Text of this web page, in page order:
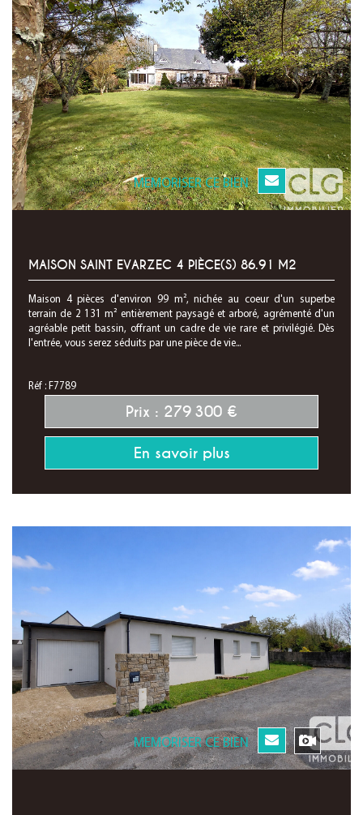
MEMORISER CE BIEN
MAISON SAINT EVARZEC 4 PIÈCE(S) 86.91 M2
Maison 4 pièces d'environ 99 m², nichée au coeur d'un superbe
terrain de 2 131 m² entièrement paysagé et arboré, agrémenté d'un
agréable petit bassin, offrant un cadre de vie rare et privilégié. Dès
l'entrée, vous serez séduits par une pièce de vie...
Réf : F7789
Prix : 279 300 €
En savoir plus
MEMORISER CE BIEN